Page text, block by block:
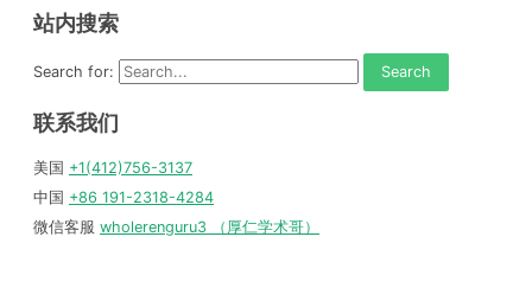
站内搜索
Search for:
联系我们
美国 +1(412)756-3137
中国 +86 191-2318-4284
微信客服 wholerenguru3 （厚仁学术哥）